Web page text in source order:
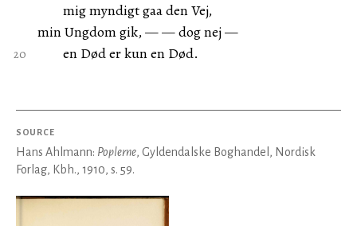
mig myndigt gaa den Vej,
min Ungdom gik, — — dog nej —
en Død er kun en Død.
SOURCE
Hans Ahlmann: Poplerne, Gyldendalske Boghandel, Nordisk
Forlag, Kbh., 1910, s. 59.